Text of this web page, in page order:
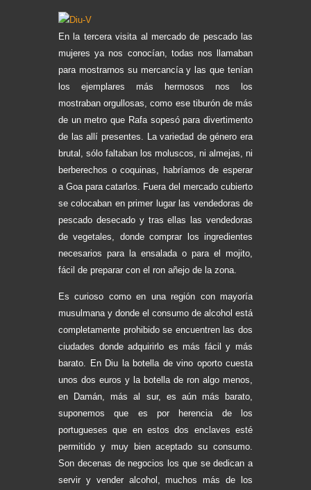
En la tercera visita al mercado de pescado las
mujeres ya nos conocían, todas nos llamaban
para mostrarnos su mercancía y las que tenían
los ejemplares más hermosos nos los
mostraban orgullosas, como ese tiburón de más
de un metro que Rafa sopesó para divertimento
de las allí presentes. La variedad de género era
brutal, sólo faltaban los moluscos, ni almejas, ni
berberechos o coquinas, habríamos de esperar
a Goa para catarlos. Fuera del mercado cubierto
se colocaban en primer lugar las vendedoras de
pescado desecado y tras ellas las vendedoras
de vegetales, donde comprar los ingredientes
necesarios para la ensalada o para el mojito,
fácil de preparar con el ron añejo de la zona.
Es curioso como en una región con mayoría
musulmana y donde el consumo de alcohol está
completamente prohibido se encuentren las dos
ciudades donde adquirirlo es más fácil y más
barato. En Diu la botella de vino oporto cuesta
unos dos euros y la botella de ron algo menos,
en Damán, más al sur, es aún más barato,
suponemos que es por herencia de los
portugueses que en estos dos enclaves esté
permitido y muy bien aceptado su consumo.
Son decenas de negocios los que se dedican a
servir y vender alcohol, muchos más de los